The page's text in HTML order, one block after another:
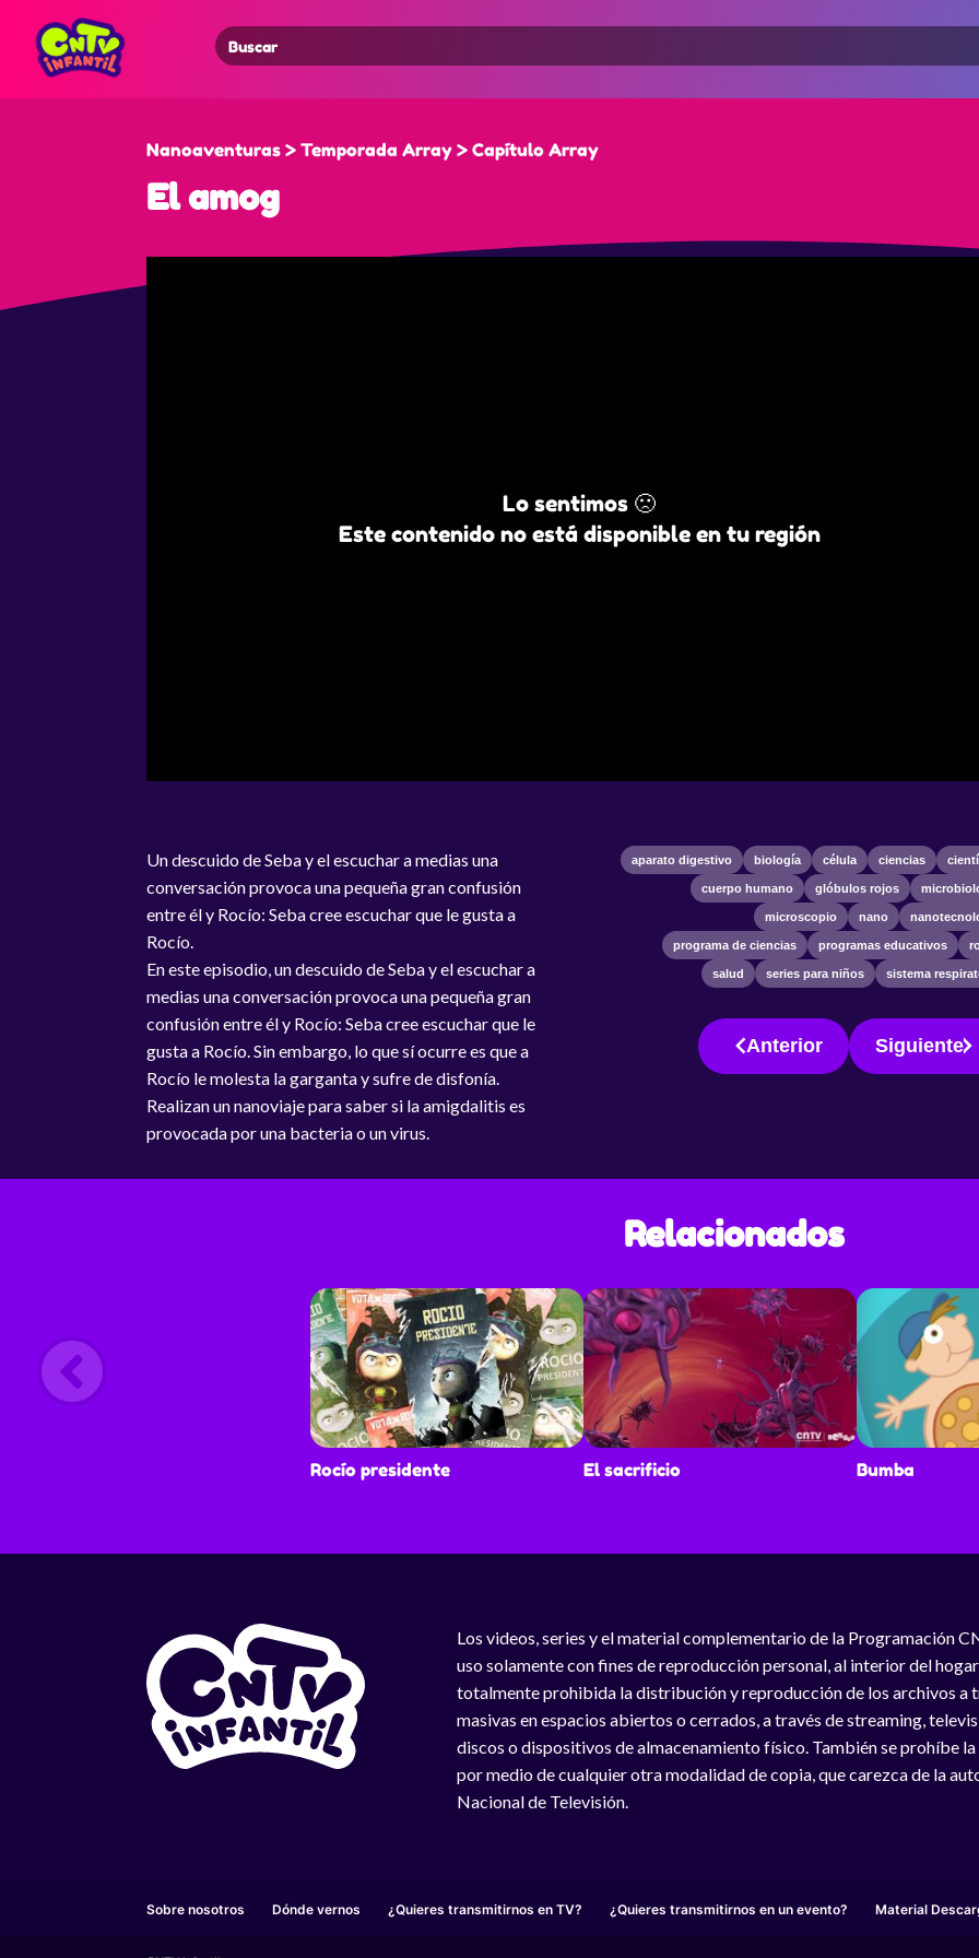
Search
for:
Nanoaventuras > Temporada Array > Capítulo Array
El amog
Lo sentimos 🙁
Este contenido no está disponible en tu región
Un descuido de Seba y el escuchar a medias una
conversación provoca una pequeña gran confusión
entre él y Rocío: Seba cree escuchar que le gusta a
Rocío.
En este episodio, un descuido de Seba y el escuchar a
medias una conversación provoca una pequeña gran
confusión entre él y Rocío: Seba cree escuchar que le
gusta a Rocío. Sin embargo, lo que sí ocurre es que a
Rocío le molesta la garganta y sufre de disfonía.
Realizan un nanoviaje para saber si la amigdalitis es
provocada por una bacteria o un virus.
aparato digestivo biología célula ciencias
cuerpo humano glóbulos rojos
microscopio nano
programa de ciencias programas educativos
salud series para niños sistema
Anterior Siguiente
Relacionados
Rocío presidente El sacrificio Bumba
Los videos, series y el material complementario de la Programación
uso solamente con fines de reproducción personal, al interior del
totalmente prohibida la distribución y reproducción de los archivos a
masivas en espacios abiertos o cerrados, a través de streaming,
discos o dispositivos de almacenamiento físico. También se prohíbe
por medio de cualquier otra modalidad de copia, que carezca de la
Nacional de Televisión.
Sobre nosotros Dónde vernos ¿Quieres transmitirnos en TV? ¿Quieres transmitirnos en un evento? Material